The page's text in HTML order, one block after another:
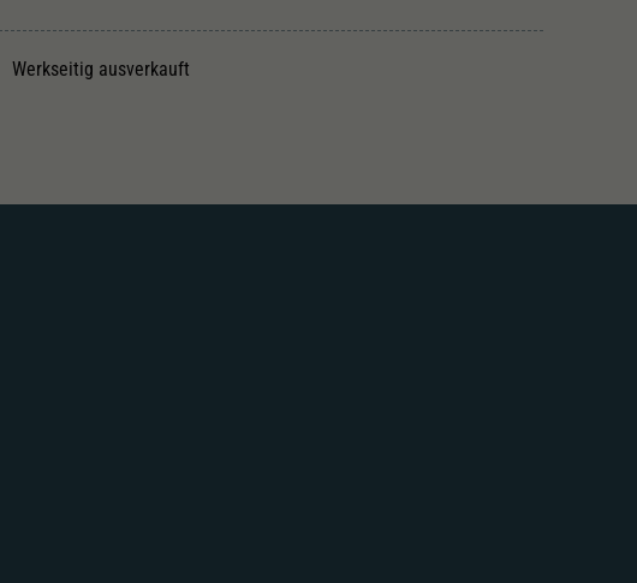
Werkseitig ausverkauft